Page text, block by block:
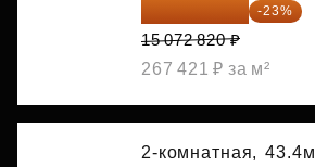
11 606 071 ₽ -23%
15 072 820 ₽
267 421 ₽ за м²
2-комнатная,